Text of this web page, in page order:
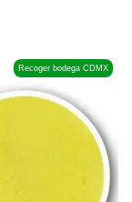
Recoger bodega CDMX